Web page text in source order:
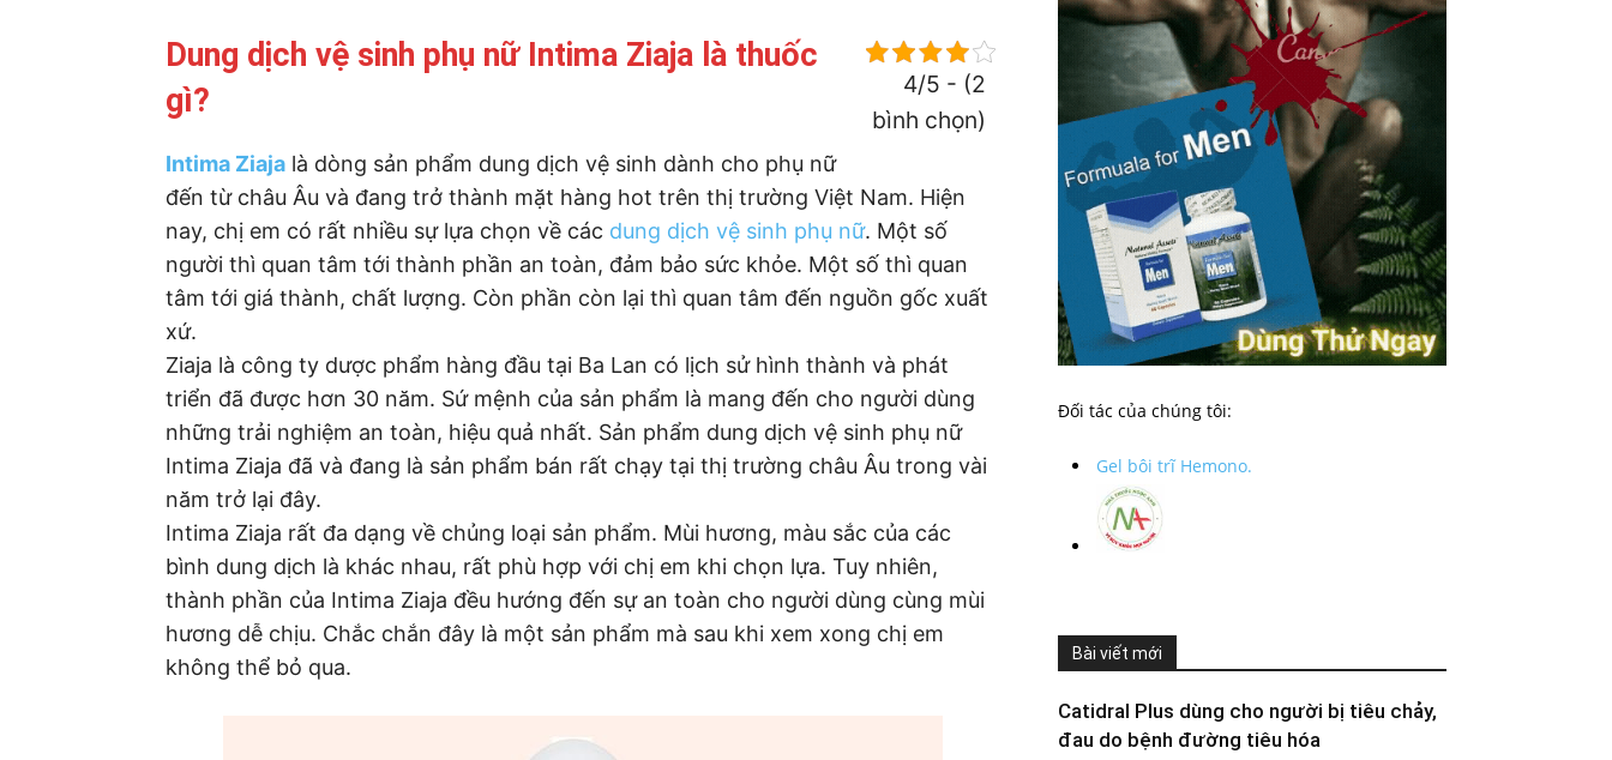
4/5 - (2
bình chọn)
Dung dịch vệ sinh phụ nữ Intima Ziaja là thuốc
gì?
Intima Ziaja là dòng sản phẩm dung dịch vệ sinh dành cho phụ nữ
đến từ châu Âu và đang trở thành mặt hàng hot trên thị trường Việt Nam. Hiện
nay, chị em có rất nhiều sự lựa chọn về các dung dịch vệ sinh phụ nữ. Một số
người thì quan tâm tới thành phần an toàn, đảm bảo sức khỏe. Một số thì quan
tâm tới giá thành, chất lượng. Còn phần còn lại thì quan tâm đến nguồn gốc xuất
xứ.
Ziaja là công ty dược phẩm hàng đầu tại Ba Lan có lịch sử hình thành và phát
triển đã được hơn 30 năm. Sứ mệnh của sản phẩm là mang đến cho người dùng
những trải nghiệm an toàn, hiệu quả nhất. Sản phẩm dung dịch vệ sinh phụ nữ
Intima Ziaja đã và đang là sản phẩm bán rất chạy tại thị trường châu Âu trong vài
năm trở lại đây.
Intima Ziaja rất đa dạng về chủng loại sản phẩm. Mùi hương, màu sắc của các
bình dung dịch là khác nhau, rất phù hợp với chị em khi chọn lựa. Tuy nhiên,
thành phần của Intima Ziaja đều hướng đến sự an toàn cho người dùng cùng mùi
hương dễ chịu. Chắc chắn đây là một sản phẩm mà sau khi xem xong chị em
không thể bỏ qua.
Đối tác của chúng tôi:
Gel bôi trĩ Hemono.
Bài viết mới
Catidral Plus dùng cho người bị tiêu chảy,
đau do bệnh đường tiêu hóa